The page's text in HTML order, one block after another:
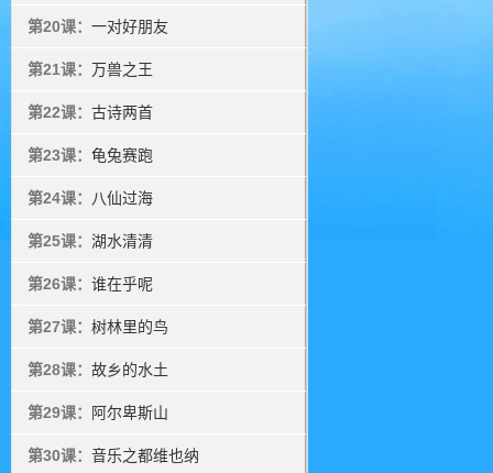
第20课： 一对好朋友
第21课： 万兽之王
第22课： 古诗两首
第23课： 龟兔赛跑
第24课： 八仙过海
第25课： 湖水清清
第26课： 谁在乎呢
第27课： 树林里的鸟
第28课： 故乡的水土
第29课： 阿尔卑斯山
第30课： 音乐之都维也纳